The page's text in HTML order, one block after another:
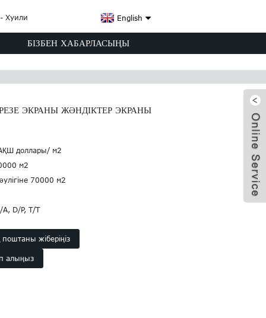
English
БІЗБЕН ХАБАРЛАСЫҢЫ
ЭКРАНЫ ЖӘНДІКТЕР ЭКРАНЫ
доллары/ м2
м2
70000 м2
A, D/P, T/T
поштаны жіберіңіз
алыңыз